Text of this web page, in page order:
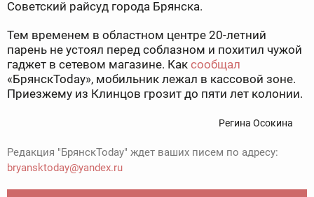
Советский райсуд города Брянска.
Тем временем в областном центре 20-летний
парень не устоял перед соблазном и похитил чужой
гаджет в сетевом магазине. Как сообщал
«БрянскToday», мобильник лежал в кассовой зоне.
Приезжему из Клинцов грозит до пяти лет колонии.
Регина Осокина
Редакция "БрянскToday" ждет ваших писем по адресу:
bryansktoday@yandex.ru